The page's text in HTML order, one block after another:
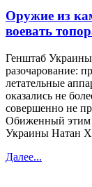
Оружие из
воевать
Генштаб Украины
разочарование:
летательные
оказались не
совершенно не
Обиженный этим
Украины Натан
Далее...